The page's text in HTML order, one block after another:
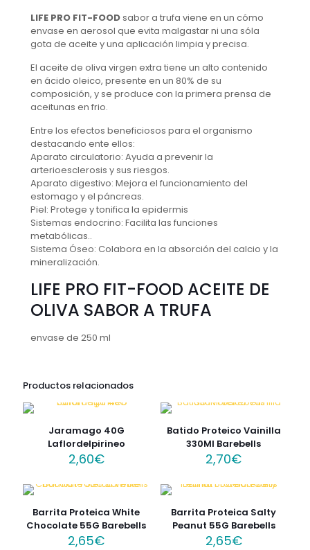
LIFE PRO FIT-FOODsabor a trufa viene en un cómo
envase en aerosol que evita malgastar ni una sóla
gota de aceite y una aplicación limpia y precisa.
El aceite de oliva virgen extra tiene un alto contenido
en ácido oleico, presente en un 80% de su
composición, y se produce con la primera prensa de
aceitunas en frio.
Entre los efectos beneficiosos para el organismo
destacando ente ellos:
Aparato circulatorio: Ayuda a prevenir la
arterioesclerosis y sus riesgos.
Aparato digestivo: Mejora el funcionamiento del
estomago y el páncreas.
Piel: Protege y tonifica la epidermis
Sistemas endocrino: Facilita las funciones
metabólicas..
Sistema Óseo: Colabora en la absorción del calcio y la
mineralización.
LIFE PRO FIT-FOOD ACEITE DE
OLIVA SABOR A TRUFA
envase de 250 ml
Productos relacionados
Jaramago 40G
Laflordelpirineo
2,60€
Batido Proteico Vainilla
330Ml Barebells
2,70€
Barrita Proteica White
Chocolate 55G Barebells
2,65€
Barrita Proteica Salty
Peanut 55G Barebells
2,65€